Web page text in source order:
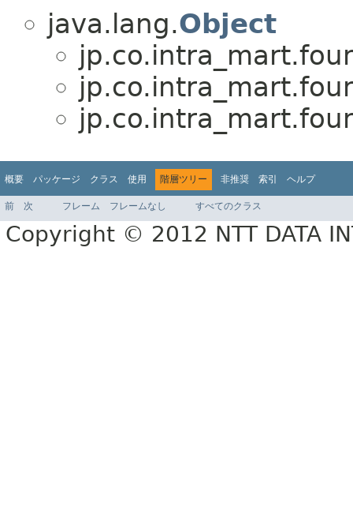
java.lang.Object
概要 パッケージ クラス 使用 階層ツリー 非推奨 索引 ヘルプ
前 次 フレーム フレームなし すべてのクラス
Copyright © 2012 NTT DATA